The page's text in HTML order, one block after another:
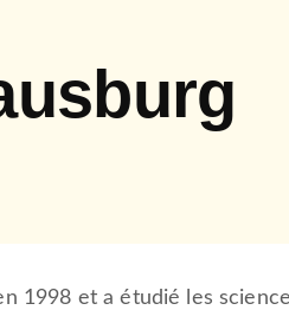
1998 et a étudié les